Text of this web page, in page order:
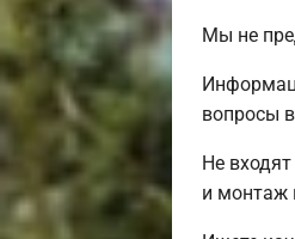
Мы не
вопросы
Не
и монтаж